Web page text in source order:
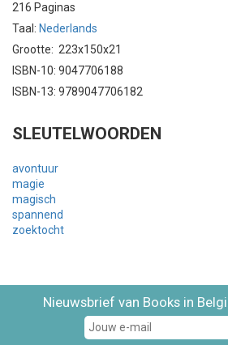
216 Paginas
Taal: Nederlands
Grootte: 223x150x21
ISBN-10: 9047706188
ISBN-13: 9789047706182
SLEUTELWOORDEN
avontuur
magie
magisch
spannend
zoektocht
Nieuwsbrief van Books in